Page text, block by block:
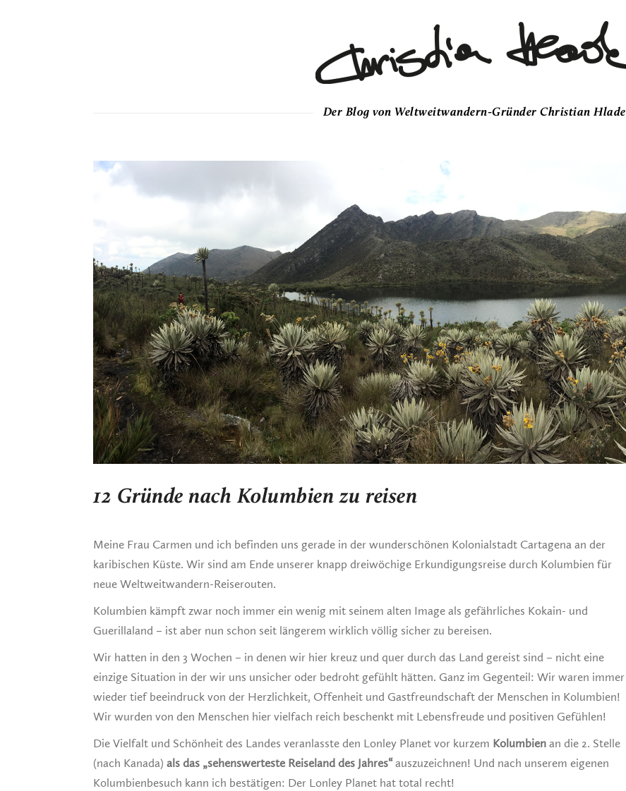
Der Blog von Weltweitwandern-Gründer Christian Hlade
12 Gründe nach Kolumbien zu reisen
Meine Frau Carmen und ich befinden uns gerade in der wunderschönen Kolonialstadt Cartagena an der
karibischen Küste. Wir sind am Ende unserer knapp dreiwöchige Erkundigungsreise durch Kolumbien für
neue Weltweitwandern-Reiserouten.
Kolumbien kämpft zwar noch immer ein wenig mit seinem alten Image als gefährliches Kokain- und
Guerillaland – ist aber nun schon seit längerem wirklich völlig sicher zu bereisen.
Wir hatten in den 3 Wochen – in denen wir hier kreuz und quer durch das Land gereist sind – nicht eine
einzige Situation in der wir uns unsicher oder bedroht gefühlt hätten. Ganz im Gegenteil: Wir waren immer
wieder tief beeindruck von der Herzlichkeit, Offenheit und Gastfreundschaft der Menschen in Kolumbien!
Wir wurden von den Menschen hier vielfach reich beschenkt mit Lebensfreude und positiven Gefühlen!
Die Vielfalt und Schönheit des Landes veranlasste den Lonley Planet vor kurzem Kolumbien an die 2. Stelle
(nach Kanada) als das „sehenswerteste Reiseland des Jahres“auszuzeichnen! Und nach unserem eigenen
Kolumbienbesuch kann ich bestätigen: Der Lonley Planet hat total recht!